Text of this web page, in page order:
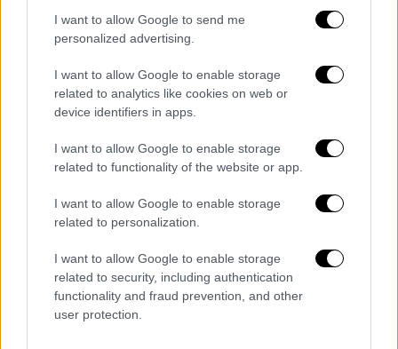
I want to allow Google to send me
personalized advertising.
I want to allow Google to enable storage
related to analytics like cookies on web or
device identifiers in apps.
I want to allow Google to enable storage
related to functionality of the website or app.
I want to allow Google to enable storage
related to personalization.
I want to allow Google to enable storage
related to security, including authentication
functionality and fraud prevention, and other
user protection.
Οι εκτελεστικοί παραγωγοί Andrew Dabb και
Robert Singer ανέφεραν σε κοινή δήλωσή
όλους αυτούς που συμμετείχαν στη σειρά,
τόσο μπροστά όσο και πίσω από την κάμερα.
Για εμάς, ήταν μια εμπειρία ζωής. Η
υποστήριξη που είχαμε τόσο από την Warner
Bros Television, όσο και από το CW, ήταν
απίστευτη. Θα θέλαμε να ευχαριστήσουμε
ξεχωριστά τον Jensen, τον Jared και τον
Misha, που έκαναν αυτό το ταξίδι τόσο